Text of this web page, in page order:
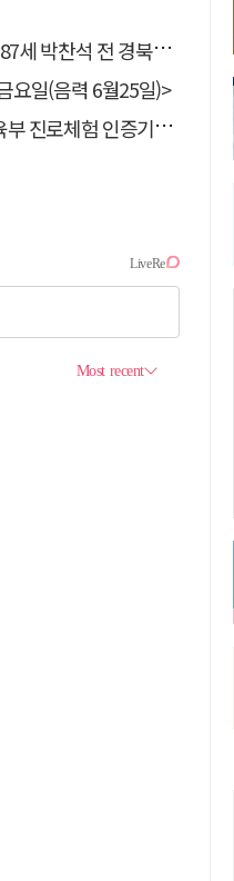
찬석 전 경북대 총장
요일(음력 6월25일)>
체험 인증기관 선정